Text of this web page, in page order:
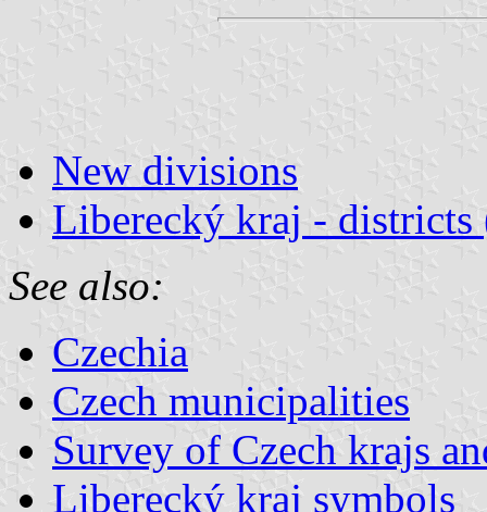
New divisions
Liberecký kraj - districts
See also:
Czechia
Czech municipalities
Survey of Czech krajs
Liberecký kraj symbols